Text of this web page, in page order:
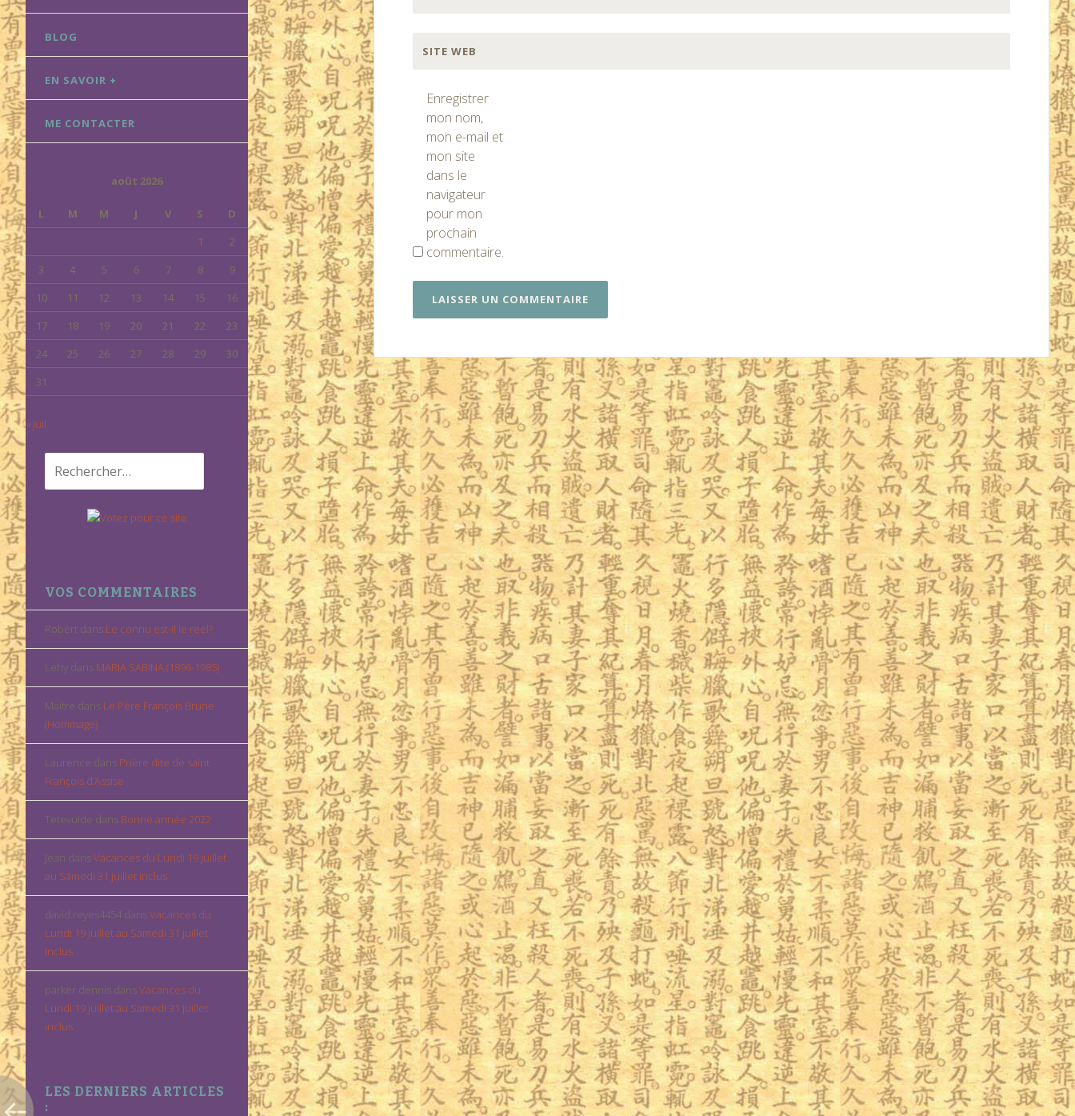
BLOG
EN SAVOIR +
ME CONTACTER
août 2026
L M M J V S
D
1
2
3
4 5 6 7 8
9
10
11 12 13 14 15
16
17
18 19 20 21 22
23
24
25 26 27 28 29
30
31
« Juil
Rechercher :
VOS COMMENTAIRES
Robert dans Le connu est-il le réel?
Lehy dans MARIA SABINA (1896-1985)
Maitre dans Le Père François Brune
(Hommage)
Laurence dans Prière dite de saint
François d’Assise
Tetevuide dans Bonne année 2022
Jean dansVacances du Lundi 19 juillet
au Samedi 31 juillet inclus
david.reyes4454 dansVacances du
Lundi 19 juillet au Samedi 31 juillet
inclus
parker dennis dansVacances du
Lundi 19 juillet au Samedi 31 juillet
inclus
LES DERNIERS ARTICLES
:
SITE WEB
Enregistrer
mon nom,
mon e-mail et
mon site
dans le
navigateur
pour mon
prochain
commentaire.